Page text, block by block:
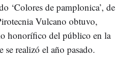
‘Colores de pamplonica’, de
Vulcano obtuvo,
honorífico del público en la
realizó el año pasado.